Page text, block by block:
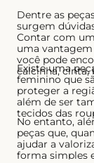
Dentre as
surgem
Contar com
uma vantagem
você pode
calcinha, cinta,
Existe uma
feminino que
proteger a
além de ser
tecidos das
No entanto,
peças que,
ajudar a
forma simples